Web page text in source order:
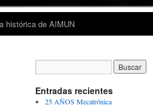
histórica de AIMUN
Entradas recientes
25 AÑOS Mecatrónica